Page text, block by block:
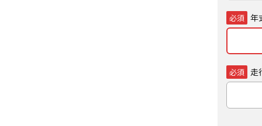
必須 年
必須 走